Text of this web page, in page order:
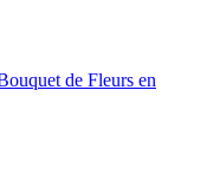
de Fleurs en